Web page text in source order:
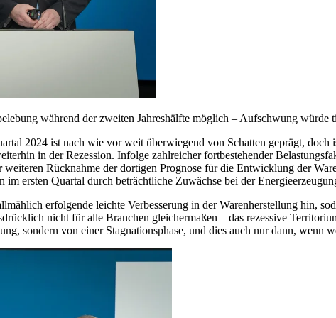
während der zweiten Jahreshälfte möglich – Aufschwung würde
2024 ist nach wie vor weit überwiegend von Schatten geprägt,
in der Rezession. Infolge zahlreicher fortbestehender
Rücknahme der dortigen Prognose für die Entwicklung der
ersten Quartal durch beträchtliche Zuwächse bei der
erfolgende leichte Verbesserung in der Warenherstellung hin,
nicht für alle Branchen gleichermaßen – das rezessive
sondern von einer Stagnationsphase, und dies auch nur dann, wenn